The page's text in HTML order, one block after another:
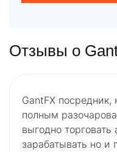
Отзывы о
GantFX
полным
выгодно торговать
зарабатывать но и